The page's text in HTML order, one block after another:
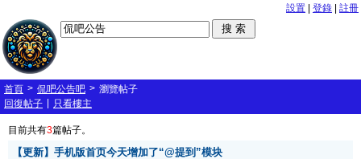
設置 登錄 註冊
首頁 > 侃吧公告吧 > 瀏覽帖子
回復帖子
只看樓主
目前共有3篇帖子。
【更新】手机版首页今天增加了“@提到”模块